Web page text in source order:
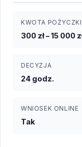
KWOTA POŻYCZKI
300 zł – 15 000
DECYZJA
24 godz.
WNIOSEK ONLINE
Tak